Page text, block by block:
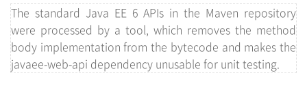
The standard Java EE 6 APIs in the Maven repository
were processed by a tool, which removes the method
body implementation from the bytecode and makes the
javaee-web-api dependency unusable for unit testing.